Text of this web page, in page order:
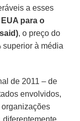
a esses
para o
, o preço do
superior à média
de 2011 – de
envolvidos,
diferentemente